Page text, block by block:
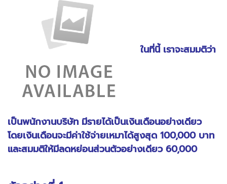
ในที่นี้ เราจะสมมติว่า
เป็นพนักงานบริษัท มีรายได้เป็นเงินเดือนอย่างเดียว
โดยเงินเดือนจะมีค่าใช้จ่ายเหมาได้สูงสุด 100,000 บาท
และสมมติให้มีลดหย่อนส่วนตัวอย่างเดียว 60,000